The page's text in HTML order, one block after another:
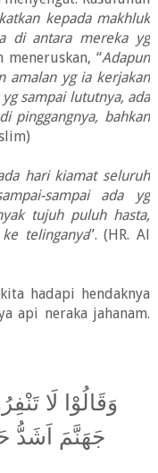
kepada makhluk
di antara mereka yg
meneruskan, “Adapun
amalan yg ia kerjakan
sampai lututnya, ada
pinggangnya, bahkan
hari kiamat seluruh
sampai ada yg
tujuh puluh hasta,
telinganya”. (HR. Al
hadapi hendaknya
api neraka jahanam.
وَقَالُوْا لَا
جَهَنَّمَ اَشَدُّ